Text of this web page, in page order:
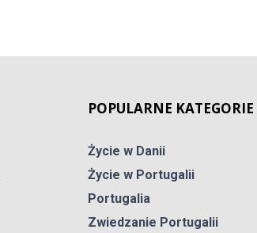
POPULARNE KATEGORIE
Życie w Danii
Życie w Portugalii
Portugalia
Zwiedzanie Portugalii